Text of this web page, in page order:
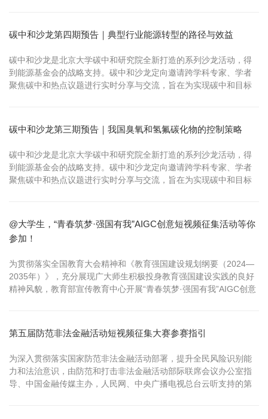
碳中和沙龙第四期预告｜典型行业能源转型的路径与效益
碳中和沙龙是北京大学碳中和研究院全新打造的系列沙龙活动，得
到能源基金会的战略支持。碳中和沙龙定向邀请跨学科专家、学者
聚焦碳中和热点议题进行实时分享与交流，旨在为实现碳中和目标
典型行业能源转型的路径与效益 主持人：杨雷 北京大学碳中...
碳中和沙龙第三期预告｜我国臭氧和氢氟碳化物的控制策略
碳中和沙龙是北京大学碳中和研究院全新打造的系列沙龙活动，得
到能源基金会的战略支持。碳中和沙龙定向邀请跨学科专家、学者
聚焦碳中和热点议题进行实时分享与交流，旨在为实现碳中和目标
六层） 三、主题 我国臭氧和氢氟碳化物的控制策略 四、日程 1...
@大学生，“青春筑梦·强国有我”AIGC创意短视频征集活动等你
参加！
为贯彻落实全国教育大会精神和《教育强国建设规划纲要（2024—
2035年）》，充分展现广大师生积极投身教育强国建设实践的良好
精神风貌，教育部宣传教育中心开展“青春筑梦·强国有我”AIGC创意
AIGC技术遇见青春创意，期待你的灵感绽放光芒，一起用文字、
画...
第五届防范非法金融活动短视频征集大赛参赛指引
为深入贯彻落实国家防范非法金融活动部署，提升全民风险识别能
力和法治意识，由防范和打击非法金融活动部际联席会议办公室指
导、中国金融传媒主办，人民网、中央广播电视总台云听支持的第